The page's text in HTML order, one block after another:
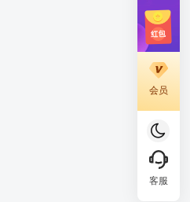
会员
客服